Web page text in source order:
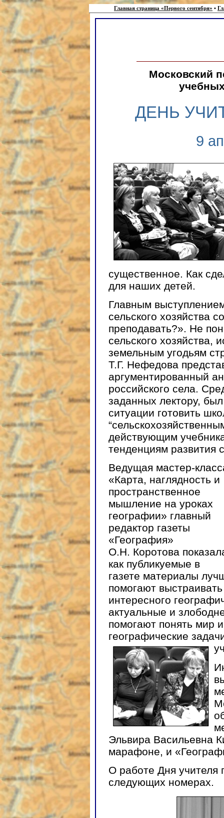
Главная страница «Первого сентября» •
Московский
ДЕНЬ
9
существенное. Как
для наших детей.
Главным
сельского хозяйства
преподавать?». Не
сельского хозяйства,
земельным угодьям
Т.Г. Нефедова
аргументированный
российского села.
заданных лектору,
ситуации готовить
действующим
тенденциям развития
Ведущая мастер-
«Карта, наглядность и
пространственное
мышление на уроках
географии» главный
редактор газеты
«География»
О.Н. Коротова
как публикуемые в
газете материалы
помогают
интересного
актуальные и
помогают понять мир
географические
Эльвира Васильевна
марафоне, и
О работе Дня учителя
следующих номерах.